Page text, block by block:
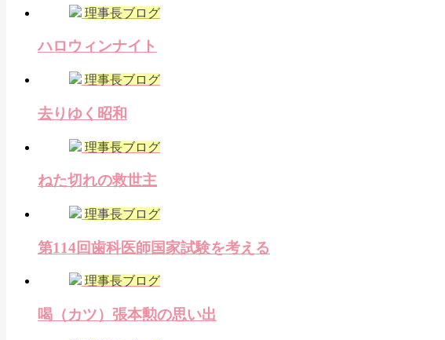
理事長ブログ
ハロウィンナイト
理事長ブログ
去りゆく昭和
理事長ブログ
ねた切れの救世主
理事長ブログ
第114回歯科医師国家試験を考える
理事長ブログ
喝（カツ）張本勲の思い出